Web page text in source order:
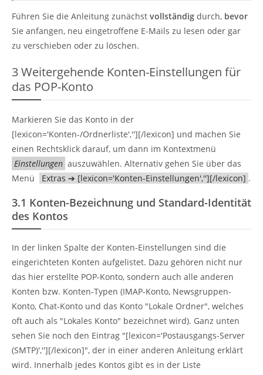
Führen Sie die Anleitung zunächst vollständig durch, bevor
Sie anfangen, neu eingetroffene E-Mails zu lesen oder gar
zu verschieben oder zu löschen.
3Weitergehende Konten-Einstellungen für
das POP-Konto
Markieren Sie das Konto in der
[lexicon='Konten-/Ordnerliste',''][/lexicon] und machen Sie
einen Rechtsklick darauf, um dann im Kontextmenü
Einstellungen auszuwählen. Alternativ gehen Sie über das
Menü
Extras ➔ [lexicon='Konten-Einstellungen',''][/lexicon] .
3.1 Konten-Bezeichnung und Standard-Identität
des Kontos
In der linken Spalte der Konten-Einstellungen sind die
eingerichteten Konten aufgelistet. Dazu gehören nicht nur
das hier erstellte POP-Konto, sondern auch alle anderen
Konten bzw. Konten-Typen (IMAP-Konto, Newsgruppen-
Konto, Chat-Konto und das Konto "Lokale Ordner", welches
oft auch als "Lokales Konto" bezeichnet wird). Ganz unten
sehen Sie noch den Eintrag "[lexicon='Postausgangs-Server
(SMTP)',''][/lexicon]", der in einer anderen Anleitung erklärt
wird. Innerhalb jedes Kontos gibt es in der Liste